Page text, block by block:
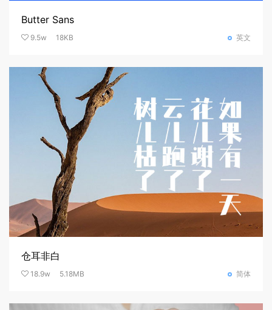
Butter Sans
9.5w 18KB 英文
仓耳非白
18.9w 5.18MB 简体